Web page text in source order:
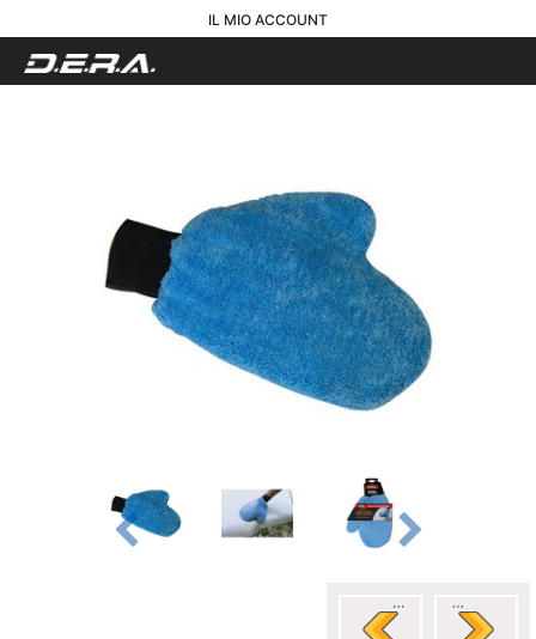
IL MIO ACCOUNT